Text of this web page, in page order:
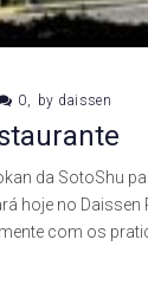
0 by daissen
da SotoShu
hoje no Daissen
com os